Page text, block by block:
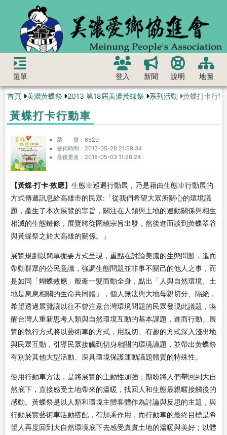
選單 登入 新聞 說明 地圖
首頁 美濃黃蝶祭 2013 第18屆美濃黃蝶祭 系列活動 黃蝶打卡行動
黃蝶打卡行動車
瀏 覽
6629
發佈時間
2013-05-28 21:59:34
最後更改
2018-05-03 11:28:24
【黃蝶‧打卡‧效應】 生態車巡迴行動展，乃是藉由生態車行動展的
方式傳遞訊息給高雄市的民眾:「從我們希望大眾所關心的環境議
題，產生了本次展覽的宗旨，關注在人類與土地的連動關係與相生
相滅的生態鏈條，展覽將從圍繞宗旨出發，然後進而談到黃蝶翠谷
與黃蝶祭之於大高雄的關係。」
展覽規劃以簡單扼要方式呈現，重點在討論美濃的生態問題，進而
帶動群眾的公民意識，強調生態問題並非事不關己的他人之事，而
是如同「蝴蝶效應」般牽一髮而動全身，點出「人與自然環境、土
地是息息相關的生命共同體」，個人無法與大地母親切分、隔絕，
希望透過展覽讓以往不曾注意台灣環境問題的民眾發現此議題，喚
醒台灣人重新思考人類與自然環境互動的基本課題，進而行動。展
覽的執行方式將以藝術車的方式，用親切、有趣的方式深入淺出地
與民眾互動，引導民眾接觸到切身相關的環境議題，並帶出黃蝶祭
有別於其他大型活動、深具環境保護運動議題體質的特殊性。
使用行動車方法，是將展覽的主動性加強；期盼將人們帶回到大自
然底下，直接感受土地帶來的溫暖，找回人和生態最親暱接觸後的
感動。黃蝶祭是以人類和環境主體客體作為討論與反思的主題，與
行動展覽藝術車活動搭配，有加乘作用，而行動車的最終目標是希
望人再度回到大自然環境底下去感受真實土地的溫暖與美好；以體